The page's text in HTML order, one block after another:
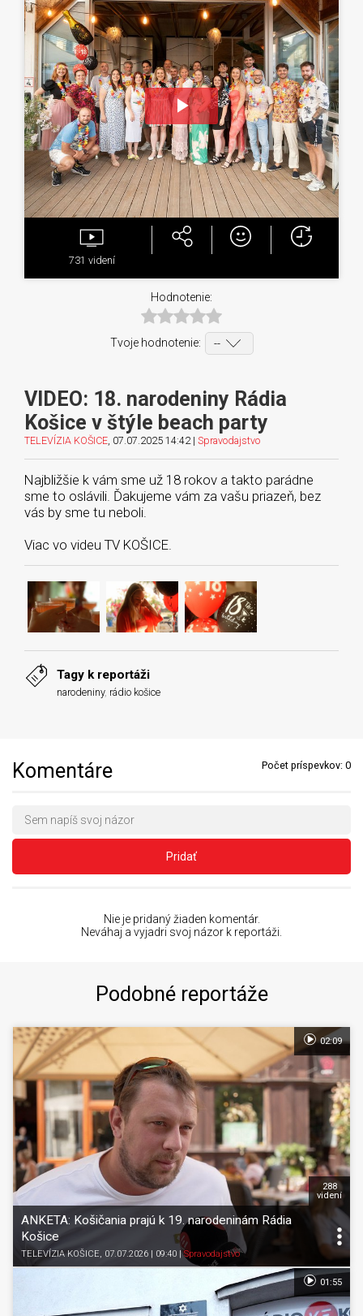
Play
Video
731videní
Hodnotenie:
Tvoje hodnotenie:
VIDEO: 18. narodeniny Rádia
Košice v štýle beach party
TELEVÍZIA KOŠICE , 07.07.2025 14:42 | Spravodajstvo
Najbližšie k vám sme už 18 rokov a takto parádne
sme to oslávili. Ďakujeme vám za vašu priazeň, bez
vás by sme tu neboli.
Viac vo videu TV KOŠICE.
Tagy k reportáži
narodeniny, rádio košice
Komentáre Počet príspevkov: 0
Pridať
Nie je pridaný žiaden komentár.
Neváhaj a vyjadri svoj názor k reportáži.
Podobné reportáže
ANKETA: Košičania prajú k 19. narodeninám Rádia
Košice
TELEVÍZIA KOŠICE, 07.07.2026 | 09:40 |Spravodajstvo
288
videní
02:09
01:55